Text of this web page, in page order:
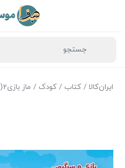
ایران‌کالا / کتاب / کودک / ماز بازی2(پیچ و مارپیچ) پرورش هوش و خلاقیت